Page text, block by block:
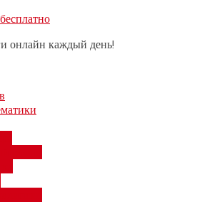
онлайн каждый день!
: заработок